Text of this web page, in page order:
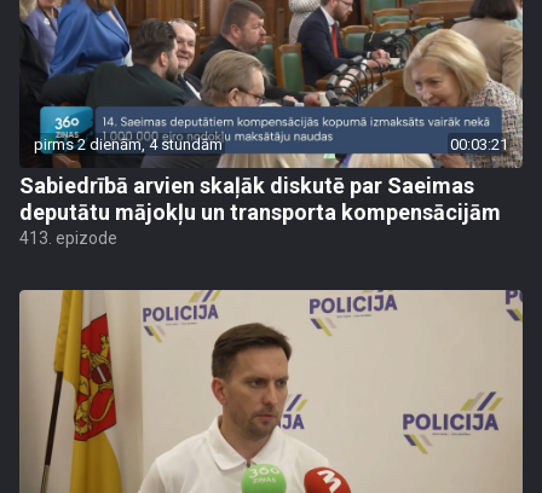
pirms 2 dienām, 4 stundām 00:03:21
Sabiedrībā arvien skaļāk diskutē par Saeimas
deputātu mājokļu un transporta kompensācijām
413. epizode